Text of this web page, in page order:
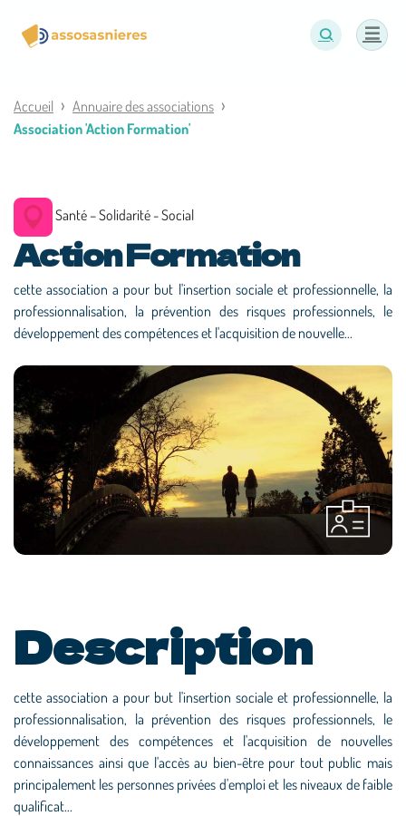
Accueil
Annuaire des associations
Association 'Action Formation'
Santé – Solidarité - Social
Action Formation
cette association a pour but l'insertion sociale et professionnelle, la
professionnalisation, la prévention des risques professionnels, le
développement des compétences et l'acquisition de nouvelle...
Description
cette association a pour but l'insertion sociale et professionnelle, la
professionnalisation, la prévention des risques professionnels, le
développement des compétences et l'acquisition de nouvelles
connaissances ainsi que l'accès au bien-être pour tout public mais
principalement les personnes privées d'emploi et les niveaux de faible
qualificat...